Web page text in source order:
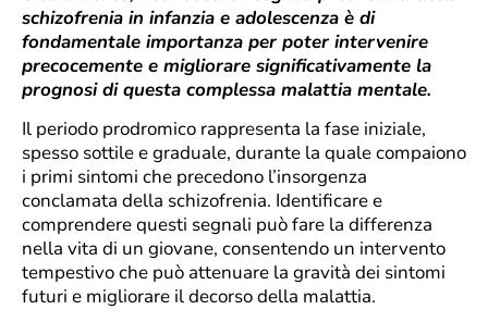
schizofrenia in infanzia e adolescenza è di
fondamentale importanza per poter intervenire
precocemente e migliorare significativamente la
prognosi di questa complessa malattia mentale.
Il periodo prodromico rappresenta la fase iniziale,
spesso sottile e graduale, durante la quale compaiono
i primi sintomi che precedono l’insorgenza
conclamata della schizofrenia. Identificare e
comprendere questi segnali può fare la differenza
nella vita di un giovane, consentendo un intervento
tempestivo che può attenuare la gravità dei sintomi
futuri e migliorare il decorso della malattia.